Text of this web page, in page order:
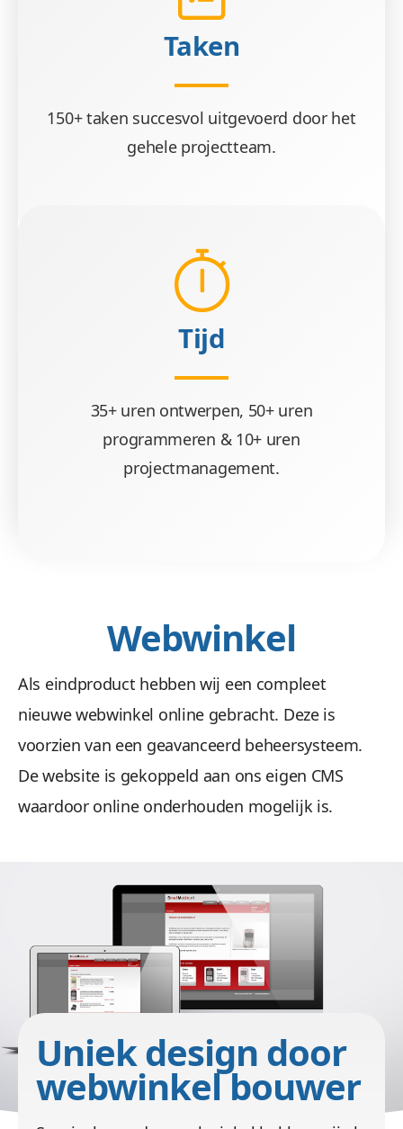
Taken
150+ taken succesvol uitgevoerd door het
gehele projectteam.
Tijd
35+ uren ontwerpen, 50+ uren
programmeren & 10+ uren
projectmanagement.
Webwinkel
Als eindproduct hebben wij een compleet
nieuwe webwinkel online gebracht. Deze is
voorzien van een geavanceerd beheersysteem.
De website is gekoppeld aan ons eigen CMS
waardoor online onderhouden mogelijk is.
/images/port/Smallmobile/Smallmobile-
panorama.jpg
Uniek design door
webwinkel bouwer